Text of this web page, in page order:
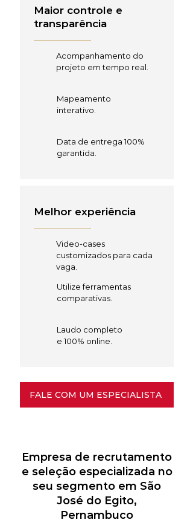
Maior controle e
transparência
Acompanhamento do
projeto em tempo real.
Mapeamento
interativo.
Data de entrega 100%
garantida.
Melhor experiência
Video-cases
customizados para cada
vaga.
Utilize ferramentas
comparativas.
Laudo completo
e 100% online.
FALE COM UM ESPECIALISTA
Empresa de recrutamento
e seleção especializada no
seu segmento em São
José do Egito,
Pernambuco